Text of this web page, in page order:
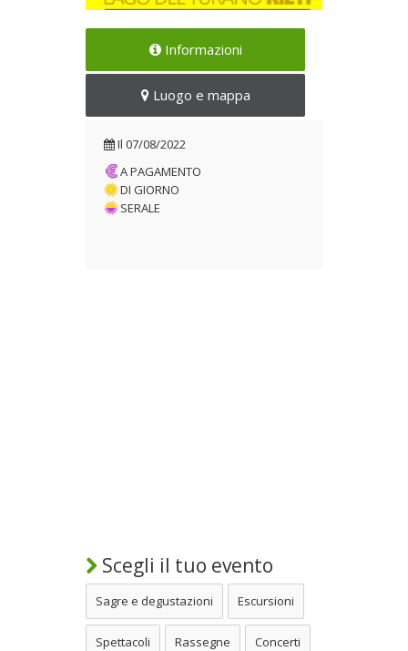
Ad Ascrea torna l’evento
annuale
Il 07/08/2022
Informazioni
Luogo e mappa
Il 07/08/2022
A PAGAMENTO
DI GIORNO
SERALE
Scegli il tuo evento
Sagre e degustazioni Escursioni
Spettacoli Rassegne Concerti